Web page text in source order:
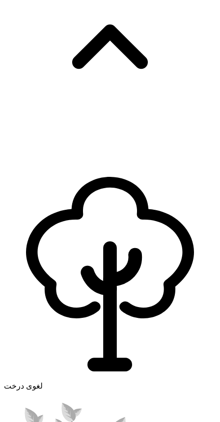
لغوی درخت